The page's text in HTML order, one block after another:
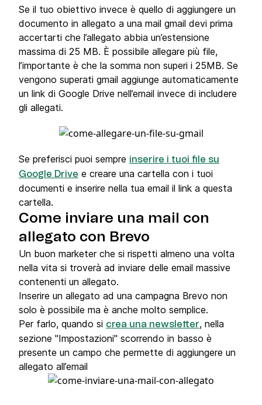
Se il tuo obiettivo invece è quello di aggiungere un
documento in allegato a una mail gmail devi prima
accertarti che l’allegato abbia un’estensione
massima di 25 MB. È possibile allegare più file,
l’importante è che la somma non superi i 25MB. Se
vengono superati gmail aggiunge automaticamente
un link di Google Drive nell’email invece di includere
gli allegati.
Se preferisci puoi sempre inserire i tuoi file su
Google Drive e creare una cartella con i tuoi
documenti e inserire nella tua email il link a questa
cartella.
Come inviare una mail con
allegato con Brevo
Un buon marketer che si rispetti almeno una volta
nella vita si troverà ad inviare delle email massive
contenenti un allegato.
Inserire un allegato ad una campagna Brevo non
solo è possibile ma è anche molto semplice.
Per farlo, quando si crea una newsletter, nella
sezione "Impostazioni" ​scorrendo in basso è
presente un campo che permette di aggiungere un
allegato all’email